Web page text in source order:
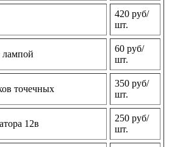
420 руб/
шт.
лампой
60 руб/
шт.
точечных
350 руб/
шт.
12в
250 руб/
шт.